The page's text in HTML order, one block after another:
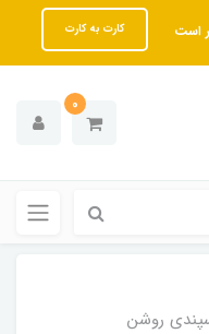
است کارت به کارت
0
روشن